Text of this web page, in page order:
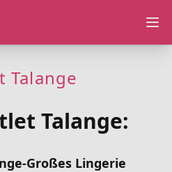
Talange
Talange:
Großes Lingerie